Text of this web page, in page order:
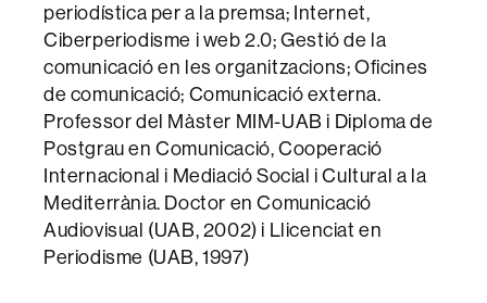
periodística per a la premsa; Internet,
Ciberperiodisme i web 2.0; Gestió de la
comunicació en les organitzacions; Oficines
de comunicació; Comunicació externa.
Professor del Màster MIM-UAB i Diploma de
Postgrau en Comunicació, Cooperació
Internacional i Mediació Social i Cultural a la
Mediterrània. Doctor en Comunicació
Audiovisual (UAB, 2002) i Llicenciat en
Periodisme (UAB, 1997)